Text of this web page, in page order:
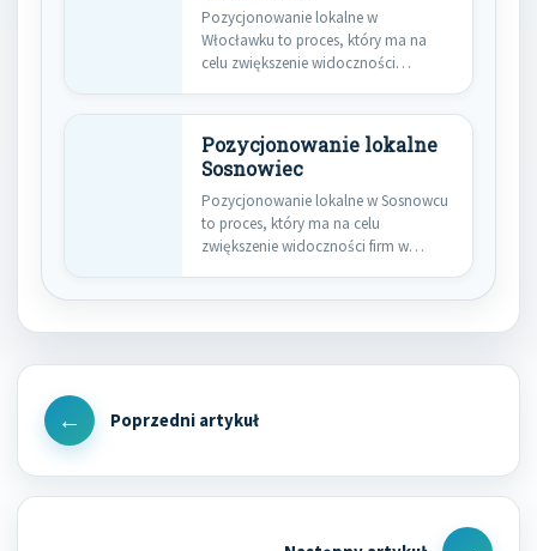
Pozycjonowanie lokalne w
Włocławku to proces, który ma na
celu zwiększenie widoczności
Pozycjonowanie lokalne
Sosnowiec
Pozycjonowanie lokalne w Sosnowcu
to proces, który ma na celu
zwiększenie widoczności firm w
Nawigacja
wpisu
Previous